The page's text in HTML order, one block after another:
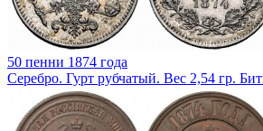
50 пенни 1874 года
Серебро. Гурт рубчатый. Вес 2,54 гр.